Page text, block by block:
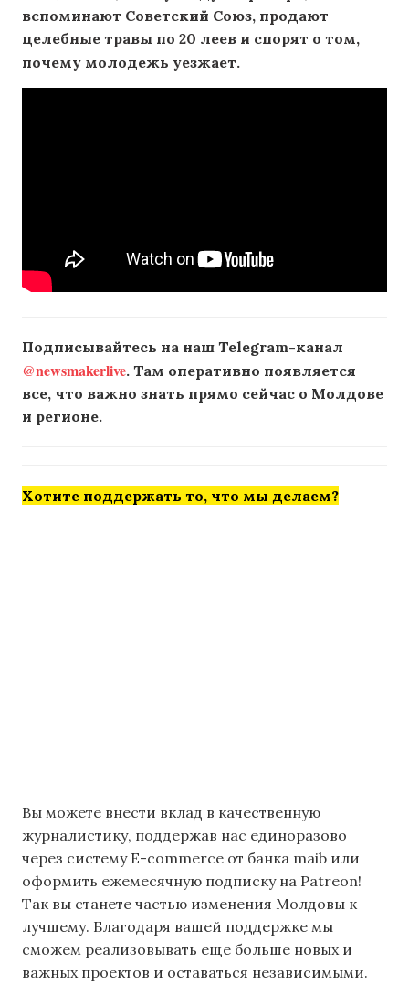
вспоминают Советский Союз, продают
целебные травы по 20 леев и спорят о том,
почему молодежь уезжает.
Подписывайтесь на наш Telegram-канал
@newsmakerlive. Там оперативно появляется
все, что важно знать прямо сейчас о Молдове
и регионе.
Хотите поддержать то, что мы делаем?
Вы можете внести вклад в качественную
журналистику, поддержав нас единоразово
через систему E-commerce от банка maib или
оформить ежемесячную подписку на Patreon!
Так вы станете частью изменения Молдовы к
лучшему. Благодаря вашей поддержке мы
сможем реализовывать еще больше новых и
важных проектов и оставаться независимыми.